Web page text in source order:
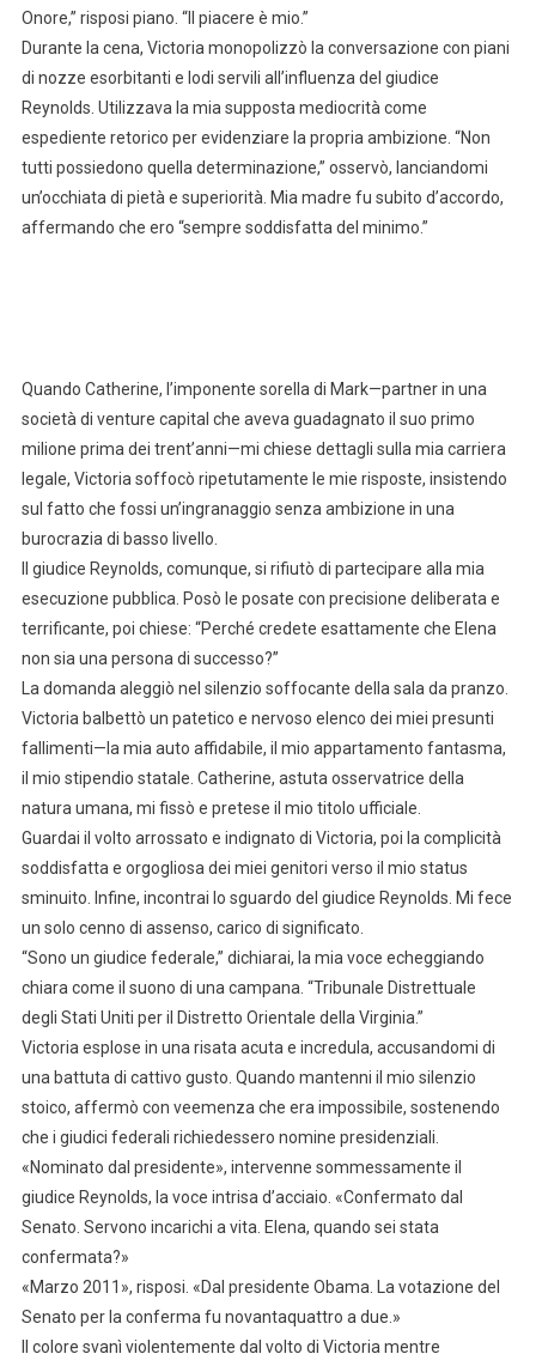
Onore,” risposi piano. “Il piacere è mio.”
Durante la cena, Victoria monopolizzò la conversazione con piani
di nozze esorbitanti e lodi servili all’influenza del giudice
Reynolds. Utilizzava la mia supposta mediocrità come
espediente retorico per evidenziare la propria ambizione. “Non
tutti possiedono quella determinazione,” osservò, lanciandomi
un’occhiata di pietà e superiorità. Mia madre fu subito d’accordo,
affermando che ero “sempre soddisfatta del minimo.”
Quando Catherine, l’imponente sorella di Mark—partner in una
società di venture capital che aveva guadagnato il suo primo
milione prima dei trent’anni—mi chiese dettagli sulla mia carriera
legale, Victoria soffocò ripetutamente le mie risposte, insistendo
sul fatto che fossi un’ingranaggio senza ambizione in una
burocrazia di basso livello.
Il giudice Reynolds, comunque, si rifiutò di partecipare alla mia
esecuzione pubblica. Posò le posate con precisione deliberata e
terrificante, poi chiese: “Perché credete esattamente che Elena
non sia una persona di successo?”
La domanda aleggiò nel silenzio soffocante della sala da pranzo.
Victoria balbettò un patetico e nervoso elenco dei miei presunti
fallimenti—la mia auto affidabile, il mio appartamento fantasma,
il mio stipendio statale. Catherine, astuta osservatrice della
natura umana, mi fissò e pretese il mio titolo ufficiale.
Guardai il volto arrossato e indignato di Victoria, poi la complicità
soddisfatta e orgogliosa dei miei genitori verso il mio status
sminuito. Infine, incontrai lo sguardo del giudice Reynolds. Mi fece
un solo cenno di assenso, carico di significato.
“Sono un giudice federale,” dichiarai, la mia voce echeggiando
chiara come il suono di una campana. “Tribunale Distrettuale
degli Stati Uniti per il Distretto Orientale della Virginia.”
Victoria esplose in una risata acuta e incredula, accusandomi di
una battuta di cattivo gusto. Quando mantenni il mio silenzio
stoico, affermò con veemenza che era impossibile, sostenendo
che i giudici federali richiedessero nomine presidenziali.
«Nominato dal presidente», intervenne sommessamente il
giudice Reynolds, la voce intrisa d’acciaio. «Confermato dal
Senato. Servono incarichi a vita. Elena, quando sei stata
confermata?»
«Marzo 2011», risposi. «Dal presidente Obama. La votazione del
Senato per la conferma fu novantaquattro a due.»
Il colore svanì violentemente dal volto di Victoria mentre